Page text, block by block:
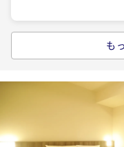
素泊まり 現地決済可 事
【清掃不要のお客
【13時イン-11時ア
現地決済可
も